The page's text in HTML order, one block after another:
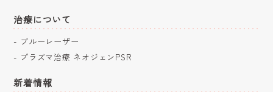
治療について
ブルーレーザー
プラズマ治療 ネオジェンPSR
新着情報